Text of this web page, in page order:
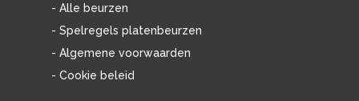
- Alle beurzen
- Spelregels platenbeurzen
- Algemene voorwaarden
- Cookie beleid